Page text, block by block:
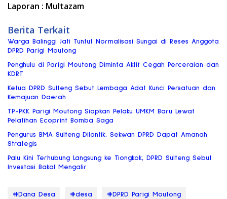
Laporan : Multazam
Berita Terkait
Warga Balinggi Jati Tuntut Normalisasi Sungai di Reses Anggota
DPRD Parigi Moutong
Penghulu di Parigi Moutong Diminta Aktif Cegah Perceraian dan
KDRT
Ketua DPRD Sulteng Sebut Lembaga Adat Kunci Persatuan dan
Kemajuan Daerah
TP-PKK Parigi Moutong Siapkan Pelaku UMKM Baru Lewat
Pelatihan Ecoprint Bomba Saga
Pengurus BMA Sulteng Dilantik, Sekwan DPRD Dapat Amanah
Strategis
Palu Kini Terhubung Langsung ke Tiongkok, DPRD Sulteng Sebut
Investasi Bakal Mengalir
#Dana Desa #desa #DPRD Parigi Moutong